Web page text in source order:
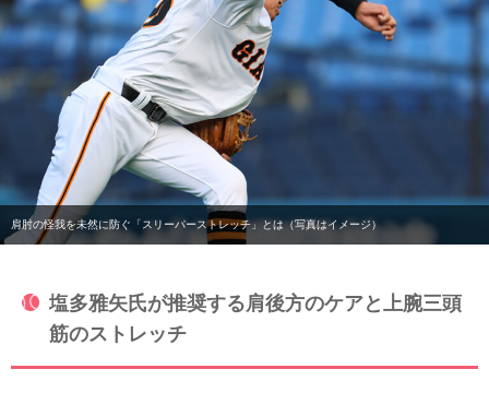
肩肘の怪我を未然に防ぐ「スリーパーストレッチ」とは（写真はイメージ）
塩多雅矢氏が推奨する肩後方のケアと上腕三頭
筋のストレッチ